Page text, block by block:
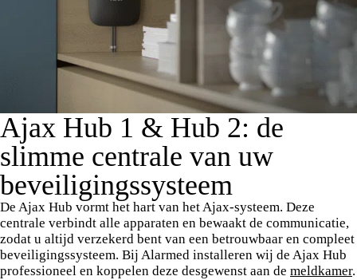
Ajax Hub 1 & Hub 2: de
slimme centrale van uw
beveiligingssysteem
De Ajax Hub vormt het hart van het Ajax-systeem. Deze
centrale verbindt alle apparaten en bewaakt de communicatie,
zodat u altijd verzekerd bent van een betrouwbaar en compleet
beveiligingssysteem. Bij Alarmed installeren wij de Ajax Hub
professioneel en koppelen deze desgewenst aan de meldkamer.